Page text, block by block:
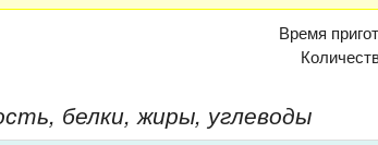
Время
белки, жиры, углеводы